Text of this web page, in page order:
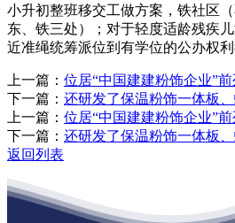
小升初整班移交工做方案，铁社区
东、铁三处）；对于轻度适龄残疾
近准绳统筹派位到有学位的公办权利
上一篇： 位居“中国建建粉饰企业”前
下一篇： 还研发了保温粉饰一体板
上一篇： 位居“中国建建粉饰企业”前
下一篇： 还研发了保温粉饰一体板
返回列表